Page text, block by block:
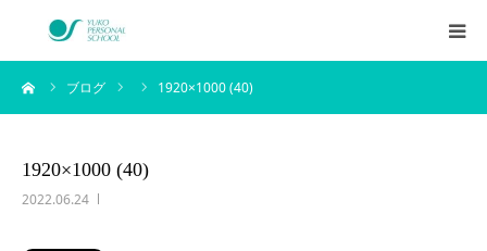
ブログ 1920×1000 (40)
1920×1000 (40)
2022.06.24
西村侑剛プロフィール